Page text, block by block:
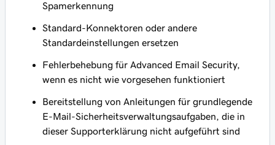
Spamerkennung
Standard-Konnektoren oder andere
Standardeinstellungen ersetzen
Fehlerbehebung für Advanced Email Security,
wenn es nicht wie vorgesehen funktioniert
Bereitstellung von Anleitungen für grundlegende
E-Mail-Sicherheitsverwaltungsaufgaben, die in
dieser Supporterklärung nicht aufgeführt sind